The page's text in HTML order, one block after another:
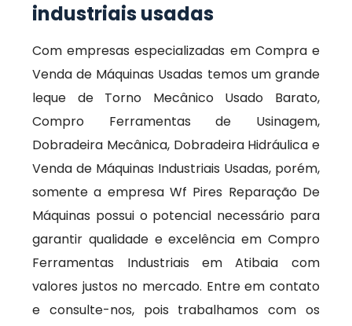
industriais usadas
Com empresas especializadas em Compra e
Venda de Máquinas Usadas temos um grande
leque de Torno Mecânico Usado Barato,
Compro Ferramentas de Usinagem,
Dobradeira Mecânica, Dobradeira Hidráulica e
Venda de Máquinas Industriais Usadas, porém,
somente a empresa Wf Pires Reparação De
Máquinas possui o potencial necessário para
garantir qualidade e excelência em Compro
Ferramentas Industriais em Atibaia com
valores justos no mercado. Entre em contato
e consulte-nos, pois trabalhamos com os